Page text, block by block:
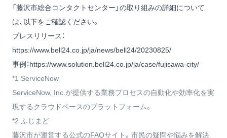
「藤沢市総合コンタクトセンター」の取り組みの詳細について
は、以下をご確認ください。
プレスリリース：
https://www.bell24.co.jp/ja/news/bell24/20230825/
事例：https://www.solution.bell24.co.jp/ja/case/fujisawa-city/
*1 ServiceNow
ServiceNow, Inc.が提供する業務プロセスの自動化や効率化を実
現するクラウドベースのプラットフォーム。
*2 ふじまど
藤沢市が運営する公式のFAQサイト。市民の疑問や悩みを解決